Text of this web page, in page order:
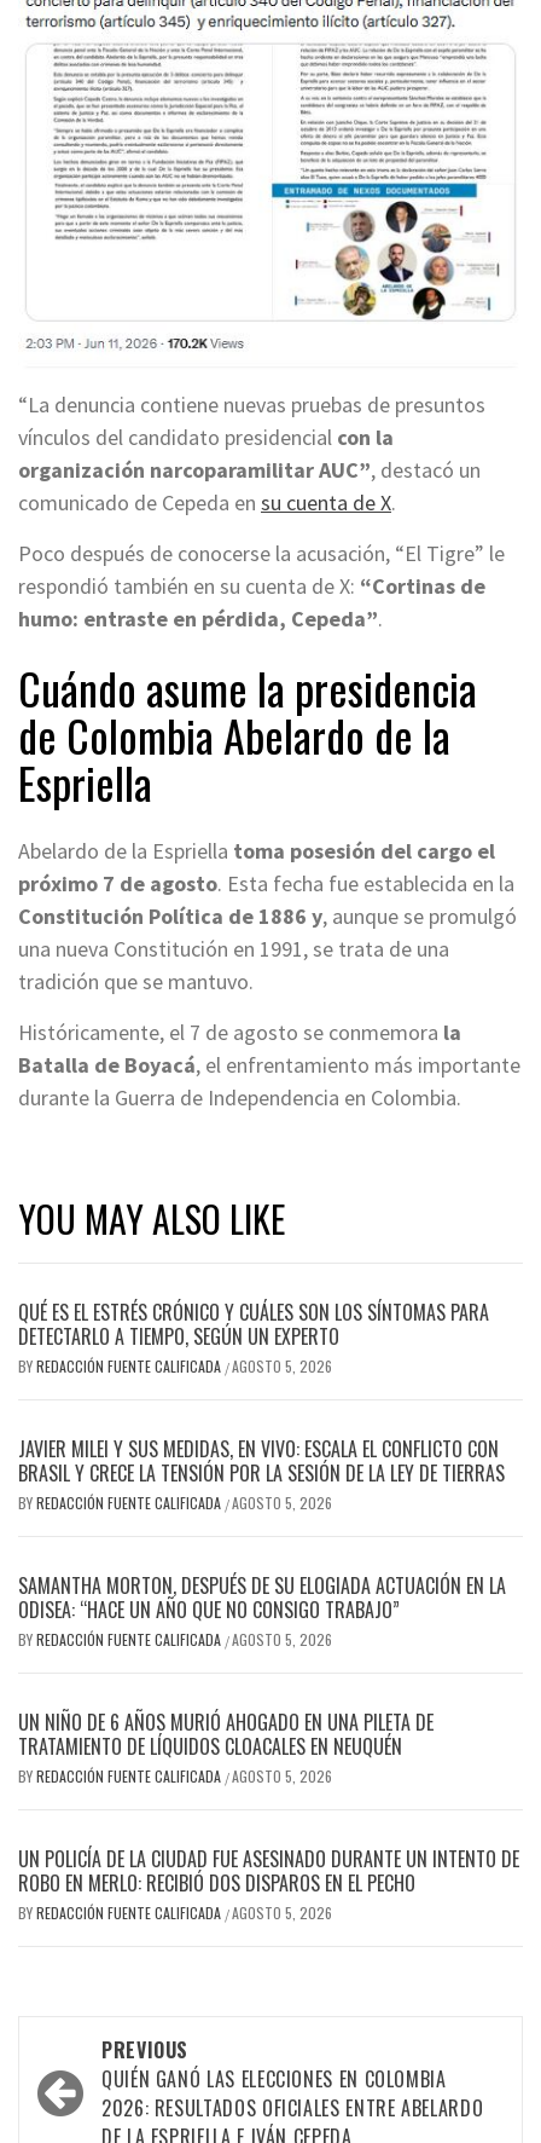
“La denuncia contiene nuevas pruebas de presuntos
vínculos del candidato presidencial con la
organización narcoparamilitar AUC”, destacó un
comunicado de Cepeda en su cuenta de X.
Poco después de conocerse la acusación, “El Tigre” le
respondió también en su cuenta de X: “Cortinas de
humo: entraste en pérdida, Cepeda”.
Cuándo asume la presidencia
de Colombia Abelardo de la
Espriella
Abelardo de la Espriella toma posesión del cargo el
próximo 7 de agosto. Esta fecha fue establecida en la
Constitución Política de 1886 y, aunque se promulgó
una nueva Constitución en 1991, se trata de una
tradición que se mantuvo.
Históricamente, el 7 de agosto se conmemora la
Batalla de Boyacá, el enfrentamiento más importante
durante la Guerra de Independencia en Colombia.
YOU MAY ALSO LIKE
QUÉ ES EL ESTRÉS CRÓNICO Y CUÁLES SON LOS SÍNTOMAS PARA
DETECTARLO A TIEMPO, SEGÚN UN EXPERTO
BYREDACCIÓN FUENTE CALIFICADA /AGOSTO 5, 2026
JAVIER MILEI Y SUS MEDIDAS, EN VIVO: ESCALA EL CONFLICTO CON
BRASIL Y CRECE LA TENSIÓN POR LA SESIÓN DE LA LEY DE TIERRAS
BYREDACCIÓN FUENTE CALIFICADA /AGOSTO 5, 2026
SAMANTHA MORTON, DESPUÉS DE SU ELOGIADA ACTUACIÓN EN LA
ODISEA: “HACE UN AÑO QUE NO CONSIGO TRABAJO”
BYREDACCIÓN FUENTE CALIFICADA /AGOSTO 5, 2026
UN NIÑO DE 6 AÑOS MURIÓ AHOGADO EN UNA PILETA DE
TRATAMIENTO DE LÍQUIDOS CLOACALES EN NEUQUÉN
BYREDACCIÓN FUENTE CALIFICADA /AGOSTO 5, 2026
UN POLICÍA DE LA CIUDAD FUE ASESINADO DURANTE UN INTENTO DE
ROBO EN MERLO: RECIBIÓ DOS DISPAROS EN EL PECHO
BYREDACCIÓN FUENTE CALIFICADA /AGOSTO 5, 2026
PREVIOUS
QUIÉN GANÓ LAS ELECCIONES EN COLOMBIA
2026: RESULTADOS OFICIALES ENTRE ABELARDO
DE LA ESPRIELLA E IVÁN CEPEDA